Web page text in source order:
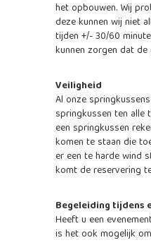
het opbouwen. Wij
deze kunnen wij niet
tijden +/- 30/60
kunnen zorgen dat
Veiligheid
Al onze
springkussen ten
een springkussen
komen te staan die
er een te harde wind
komt de reservering
Begeleiding tijdens
Heeft u een
is het ook mogelijk